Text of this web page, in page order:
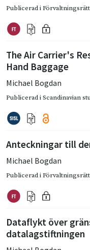
Publicerad i
The Air Carrier's
Hand Baggage
Michael Bogdan
Publicerad iScandinavian
Anteckningar till
Michael Bogdan
Publicerad i
Dataflykt över
datalagstiftningen